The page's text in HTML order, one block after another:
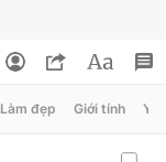
Làm đẹp Giới tính Y